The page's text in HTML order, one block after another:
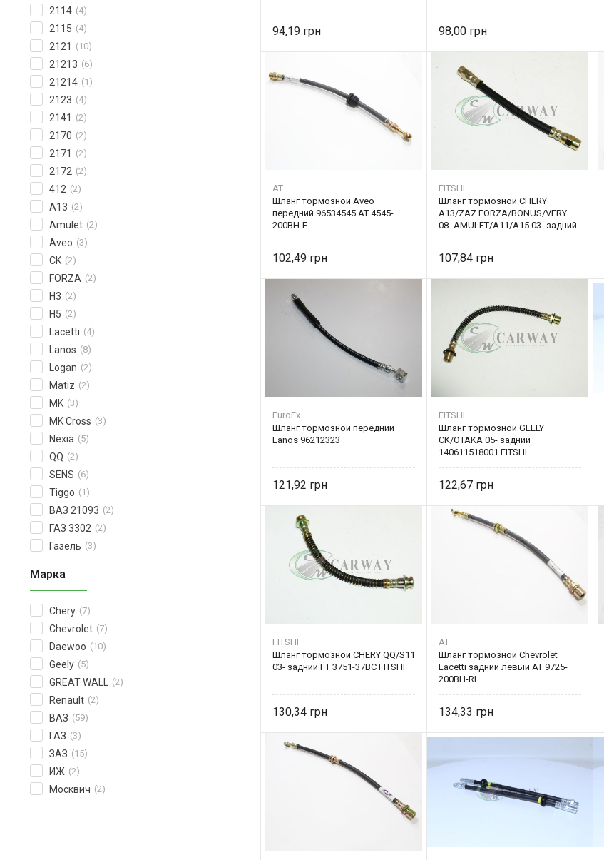
2114 (4)
2115 (4)
2121 (10)
21213 (6)
21214 (1)
2123 (4)
2141 (2)
2170 (2)
2171 (2)
2172 (2)
412 (2)
A13 (2)
Amulet (2)
Aveo (3)
CK (2)
FORZA (2)
H3 (2)
H5 (2)
Lacetti (4)
Lanos (8)
Logan (2)
Matiz (2)
MK (3)
MK Cross (3)
Nexia (5)
QQ (2)
SENS (6)
Tiggo (1)
ВАЗ 21093 (2)
ГАЗ 3302 (2)
Газель (3)
Марка
Chery (7)
Chevrolet (7)
Daewoo (10)
Geely (5)
GREAT WALL (2)
Renault (2)
ВАЗ (59)
ГАЗ (3)
ЗАЗ (15)
ИЖ (2)
Москвич (2)
94,19 98,00
AT
Шланг тормозной Aveo
передний 96534545 AT 4545-
200BH-F
102,49
FITSHI
Шланг тормозной CHERY
A13/ZAZ FORZA/BONUS/VERY
08- AMULET/A11/A15 03- задний
107,84
EuroEx
Шланг тормозной передний
Lanos 96212323
121,92
FITSHI
Шланг тормозной GEELY
CK/OTAKA 05- задний
140611518001 FITSHI
122,67
FITSHI
Шланг тормозной CHERY QQ/S11
03- задний FT 3751-37BC FITSHI
130,34
AT
Шланг тормозной Chevrolet
Lacetti задний левый AT 9725-
200BH-RL
134,33